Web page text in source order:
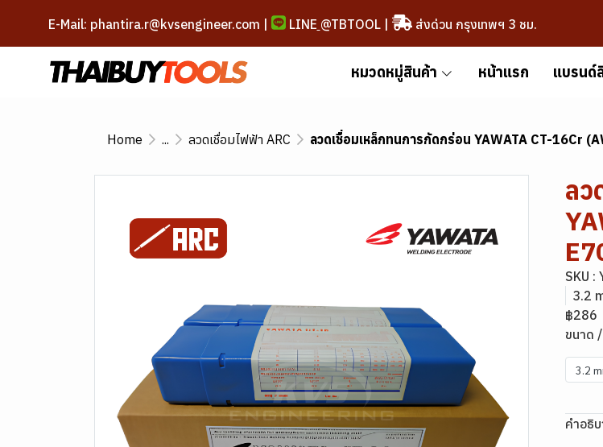
E-Mail: phantira.r@kvsengineer.com | LINE @TBTOOL| ส่งด่วน กรุงเทพฯ 3 ชม.
หมวดหมู่สินค้า หน้าแรก แบรนด์
Home ... ลวดเชื่อมไฟฟ้า ARC ลวดเชื่อมเหล็กทนการกัดกร่อน YAWATA CT-16Cr
ลว
SKU :
3.2
฿286
ขนาด
3.2
คำอธิ